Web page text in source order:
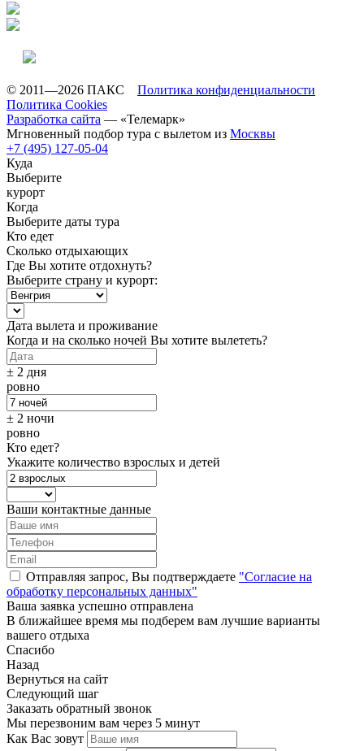
© 2011—2026 ПАКС Политика конфиденциальности
Политика Cookies
Разработка сайта — «Телемарк»
Мгновенный подбор тура с вылетом из Москвы
+7 (495) 127-05-04
Куда
Выберите
курорт
Когда
Выберите даты тура
Кто едет
Сколько отдыхающих
Где Вы хотите отдохнуть?
Выберите страну и курорт:
Дата вылета и проживание
Когда и на сколько ночей Вы хотите вылететь?
± 2 дня
ровно
± 2 ночи
ровно
Кто едет?
Укажите количество взрослых и детей
Ваши контактные данные
Отправляя запрос, Вы подтверждаете "Согласие на
обработку персональных данных"
Ваша заявка успешно отправлена
В ближайшее время мы подберем вам лучшие варианты
вашего отдыха
Спасибо
Назад
Вернуться на сайт
Следующий шаг
Заказать обратный звонок
Мы перезвоним вам через 5 минут
Как Вас зовут